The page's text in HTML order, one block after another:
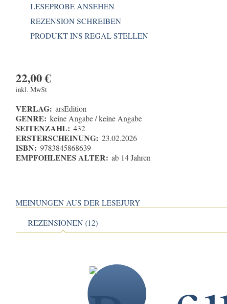
LESEPROBE ANSEHEN
REZENSION SCHREIBEN
PRODUKT INS REGAL STELLEN
22,00€
inkl. MwSt
VERLAG: arsEdition
GENRE: keine Angabe / keine Angabe
SEITENZAHL: 432
ERSTERSCHEINUNG: 23.02.2026
ISBN: 9783845868639
EMPFOHLENES ALTER: ab 14 Jahren
MEINUNGEN AUS DER LESEJURY
REZENSIONEN (12)